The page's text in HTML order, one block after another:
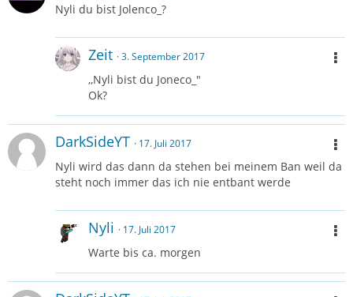
Nyli du bist Jolenco_?
Zeit 3. September 2017
,,Nyli bist du Joneco_"
Ok?
DarkSideYT 17. Juli 2017
Nyli wird das dann da stehen bei meinem Ban weil da
steht noch immer das ich nie entbant werde
Nyli 17. Juli 2017
Warte bis ca. morgen